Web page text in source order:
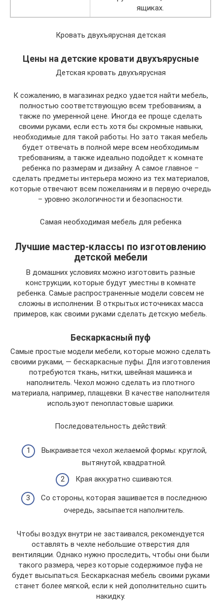
ящиках.
Кровать двухъярусная детская
Цены на детские кровати двухъярусные
Детская кровать двухъярусная
К сожалению, в магазинах редко удается найти мебель,
полностью соответствующую всем требованиям, а
также по умеренной цене. Иногда ее проще сделать
своими руками, если есть хотя бы скромные навыки,
необходимые для такой работы. Но зато такая мебель
будет отвечать в полной мере всем необходимым
требованиям, а также идеально подойдет к комнате
ребенка по размерам и дизайну. А самое главное –
сделать предметы интерьера можно из тех материалов,
которые отвечают всем пожеланиям и в первую очередь
– уровню экологичности и безопасности.
Самая необходимая мебель для ребенка
Лучшие мастер-классы по изготовлению
детской мебели
В домашних условиях можно изготовить разные
конструкции, которые будут уместны в комнате
ребенка. Самые распространенные модели совсем не
сложны в исполнении. В открытых источниках масса
примеров, как своими руками сделать детскую мебель.
Бескаркасный пуф
Самые простые модели мебели, которые можно сделать
своими руками, — бескаркасные пуфы. Для изготовления
потребуются ткань, нитки, швейная машинка и
наполнитель. Чехол можно сделать из плотного
материала, например, плащевки. В качестве наполнителя
используют пенопластовые шарики.
Последовательность действий:
Выкраивается чехол желаемой формы: круглой,
вытянутой, квадратной.
Края аккуратно сшиваются.
Со стороны, которая зашивается в последнюю
очередь, засыпается наполнитель.
Чтобы воздух внутри не застаивался, рекомендуется
оставлять в чехле небольшие отверстия для
вентиляции. Однако нужно проследить, чтобы они были
такого размера, через которые содержимое пуфа не
будет высыпаться. Бескаркасная мебель своими руками
станет более мягкой, если к ней дополнительно сшить
накидку.